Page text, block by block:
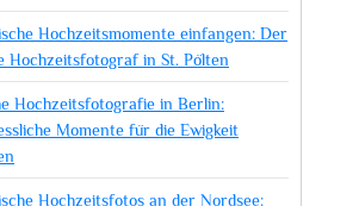
Hochzeitsmomente einfangen: Der
Hochzeitsfotograf in St. Pölten
Hochzeitsfotografie in Berlin:
Momente für die Ewigkeit
Hochzeitsfotos an der Nordsee: